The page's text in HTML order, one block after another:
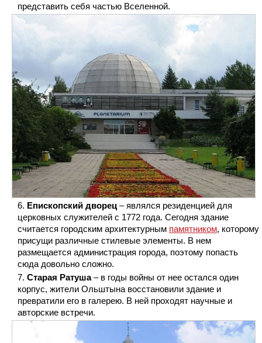
представить себя частью Вселенной.
Епископский дворец – являлся резиденцией для
церковных служителей с 1772 года. Сегодня здание
считается городским архитектурным памятником, которому
присущи различные стилевые элементы. В нем
размещается администрация города, поэтому попасть
сюда довольно сложно.
Старая Ратуша– в годы войны от нее остался один
корпус, жители Ольштына восстановили здание и
превратили его в галерею. В ней проходят научные и
авторские встречи.